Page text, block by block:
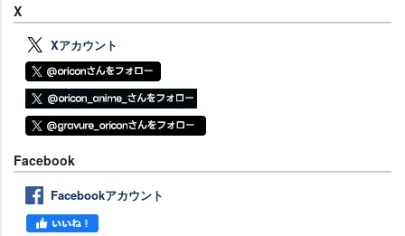
X
Xアカウント
Facebook
Facebookアカウント